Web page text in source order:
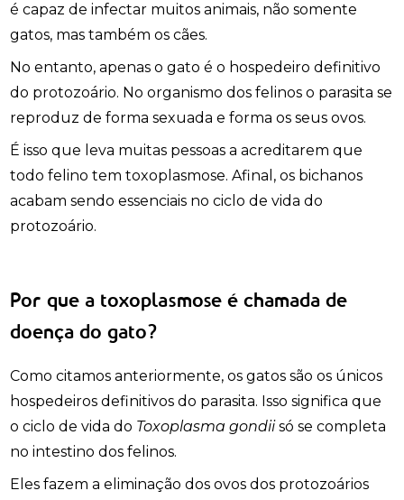
é capaz de infectar muitos animais, não somente
gatos, mas também os cães.
No entanto, apenas o gato é o hospedeiro definitivo
do protozoário. No organismo dos felinos o parasita se
reproduz de forma sexuada e forma os seus ovos.
É isso que leva muitas pessoas a acreditarem que
todo felino tem toxoplasmose. Afinal, os bichanos
acabam sendo essenciais no ciclo de vida do
protozoário.
Por que a toxoplasmose é chamada de
doença do gato?
Como citamos anteriormente, os gatos são os únicos
hospedeiros definitivos do parasita. Isso significa que
o ciclo de vida do Toxoplasma gondiisó se completa
no intestino dos felinos.
Eles fazem a eliminação dos ovos dos protozoários